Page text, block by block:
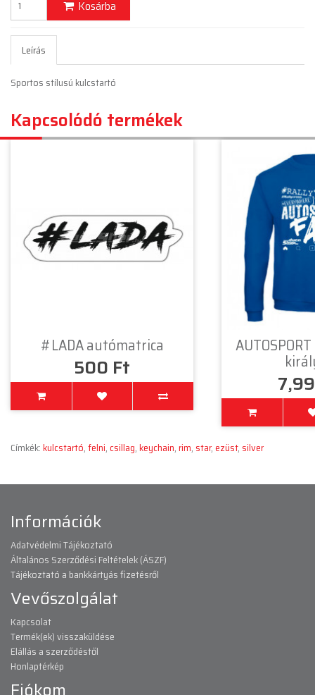
Kosárba
Leírás
Sportos stílusú kulcstartó
Kapcsolódó termékek
#LADA autómatrica
500 Ft
Címkék:kulcstartó,felni,csillag,keychain,rim, star,ezüst, silver
Információk
Adatvédelmi Tájékoztató
Általános Szerződési Feltételek (ÁSZF)
Tájékoztató a bankkártyás fizetésről
Vevőszolgálat
Kapcsolat
Termék(ek) visszaküldése
Elállás a szerződéstől
Honlaptérkép
Fiókom